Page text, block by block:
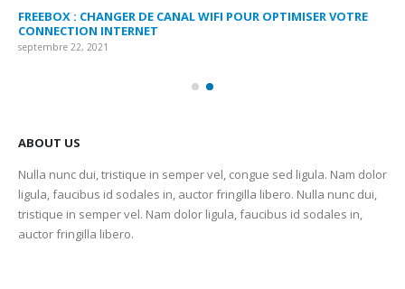
FREEBOX : CHANGER DE CANAL WIFI POUR OPTIMISER VOTRE
CONNECTION INTERNET
septembre 22, 2021
ABOUT US
Nulla nunc dui, tristique in semper vel, congue sed ligula. Nam dolor
ligula, faucibus id sodales in, auctor fringilla libero. Nulla nunc dui,
tristique in semper vel. Nam dolor ligula, faucibus id sodales in,
auctor fringilla libero.